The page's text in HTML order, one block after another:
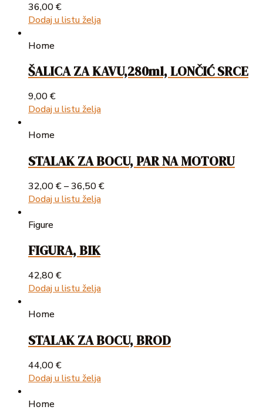
36,00€
Dodaj u listu želja
Home
ŠALICA ZA KAVU,280ml, LONČIĆ SRCE
9,00€
Dodaj u listu želja
Home
STALAK ZA BOCU, PAR NA MOTORU
32,00€–36,50€
Dodaj u listu želja
Figure
FIGURA, BIK
42,80€
Dodaj u listu želja
Home
STALAK ZA BOCU, BROD
44,00€
Dodaj u listu želja
Home